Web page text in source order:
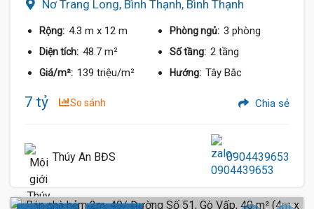
Nơ Trang Long, Bình Thạnh, Bình Thạnh
Rộng: 4.3 m x 12 m Phòng ngủ: 3 phòng
Diện tích: 48.7 m² Số tầng: 2 tầng
Giá/m²: 139 triệu/m² Hướng: Tây Bắc
7 tỷ So sánh Chia sẻ
Thúy An BĐS 0904439653